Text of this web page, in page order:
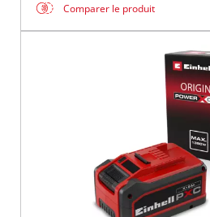
Comparer le produit